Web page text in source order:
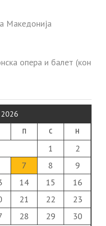
Македонија
опера и балет (кон
2026
П С Н
1
2
7 8
9
14 15
16
21 22
23
28 29
30